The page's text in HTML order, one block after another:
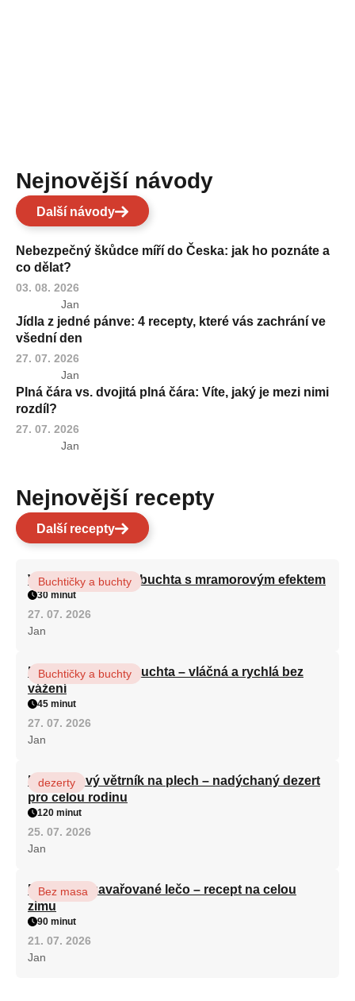
Nejnovější návody
Další návody
Nebezpečný škůdce míří do Česka: jak ho poznáte a
co dělat?
03. 08. 2026
Jan
Jídla z jedné pánve: 4 recepty, které vás zachrání ve
všední den
27. 07. 2026
Jan
Plná čára vs. dvojitá plná čára: Víte, jaký je mezi nimi
rozdíl?
27. 07. 2026
Jan
Nejnovější recepty
Další recepty
Vláčná olejová litá buchta s mramorovým efektem
Buchtičky a buchty
30 minut
27. 07. 2026
Jan
Hrnková maková buchta – vláčná a rychlá bez
vážení
Buchtičky a buchty
45 minut
27. 07. 2026
Jan
Karamelový větrník na plech – nadýchaný dezert
pro celou rodinu
dezerty
120 minut
25. 07. 2026
Jan
Babiččino zavařované lečo – recept na celou
zimu
Bez masa
90 minut
21. 07. 2026
Jan